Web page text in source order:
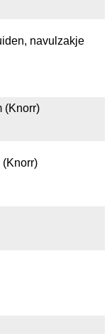
navulzakje
(Knorr)